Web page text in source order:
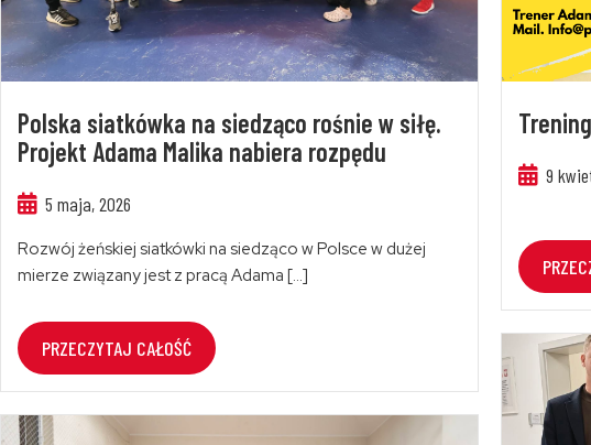
Polska siatkówka na siedząco rośnie w siłę.
Projekt Adama Malika nabiera rozpędu
5 maja, 2026
Rozwój żeńskiej siatkówki na siedząco w Polsce w dużej
mierze związany jest z pracą Adama […]
PRZECZYTAJ CAŁOŚĆ
9